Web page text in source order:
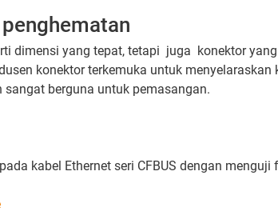
dimensi yang tepat, tetapi juga konektor
konektor terkemuka untuk menyelaraskan
berguna untuk pemasangan.
kabel Ethernet seri CFBUS dengan menguji